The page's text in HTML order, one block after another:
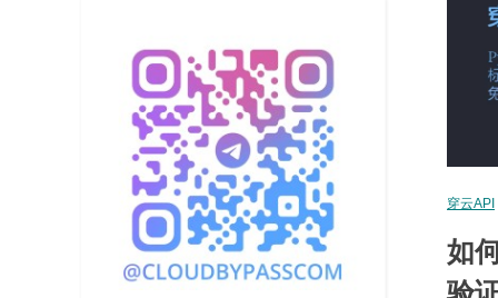
穿云API
如